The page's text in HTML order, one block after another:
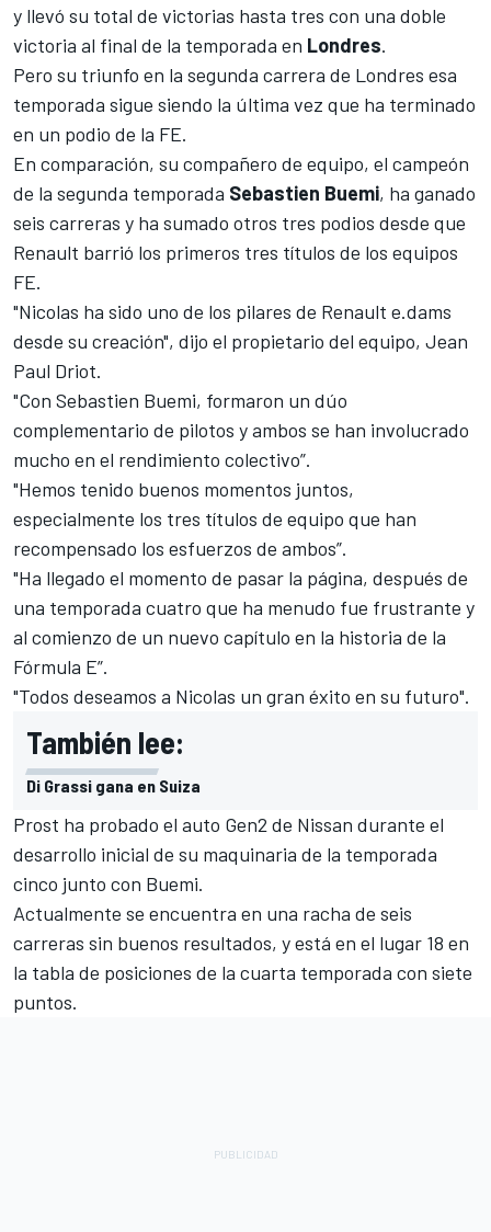
y llevó su total de victorias hasta tres con una doble
victoria al final de la temporada en Londres.
Pero su triunfo en la segunda carrera de Londres esa
temporada sigue siendo la última vez que ha terminado
en un podio de la FE.
En comparación, su compañero de equipo, el campeón
de la segunda temporada Sebastien Buemi, ha ganado
seis carreras y ha sumado otros tres podios desde que
Renault barrió los primeros tres títulos de los equipos
FE.
"Nicolas ha sido uno de los pilares de Renault e.dams
desde su creación", dijo el propietario del equipo, Jean
Paul Driot.
"Con Sebastien Buemi, formaron un dúo
complementario de pilotos y ambos se han involucrado
mucho en el rendimiento colectivo”.
"Hemos tenido buenos momentos juntos,
especialmente los tres títulos de equipo que han
recompensado los esfuerzos de ambos”.
"Ha llegado el momento de pasar la página, después de
una temporada cuatro que ha menudo fue frustrante y
al comienzo de un nuevo capítulo en la historia de la
Fórmula E”.
"Todos deseamos a Nicolas un gran éxito en su futuro".
También lee:
Di Grassi gana en Suiza
Prost ha probado el auto Gen2 de Nissan durante el
desarrollo inicial de su maquinaria de la temporada
cinco junto con Buemi.
Actualmente se encuentra en una racha de seis
carreras sin buenos resultados, y está en el lugar 18 en
la tabla de posiciones de la cuarta temporada con siete
puntos.